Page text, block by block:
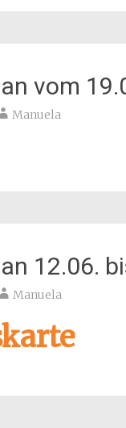
vom
Manuela
12.06.
Manuela